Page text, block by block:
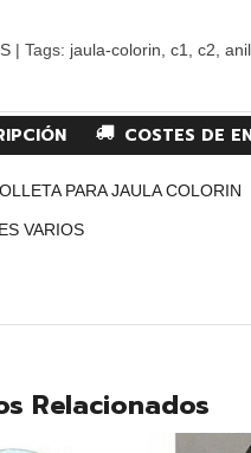
| Tags: jaula-colorin c1 c2
COSTES DE
PARA JAULA COLORIN
VARIOS
Relacionados